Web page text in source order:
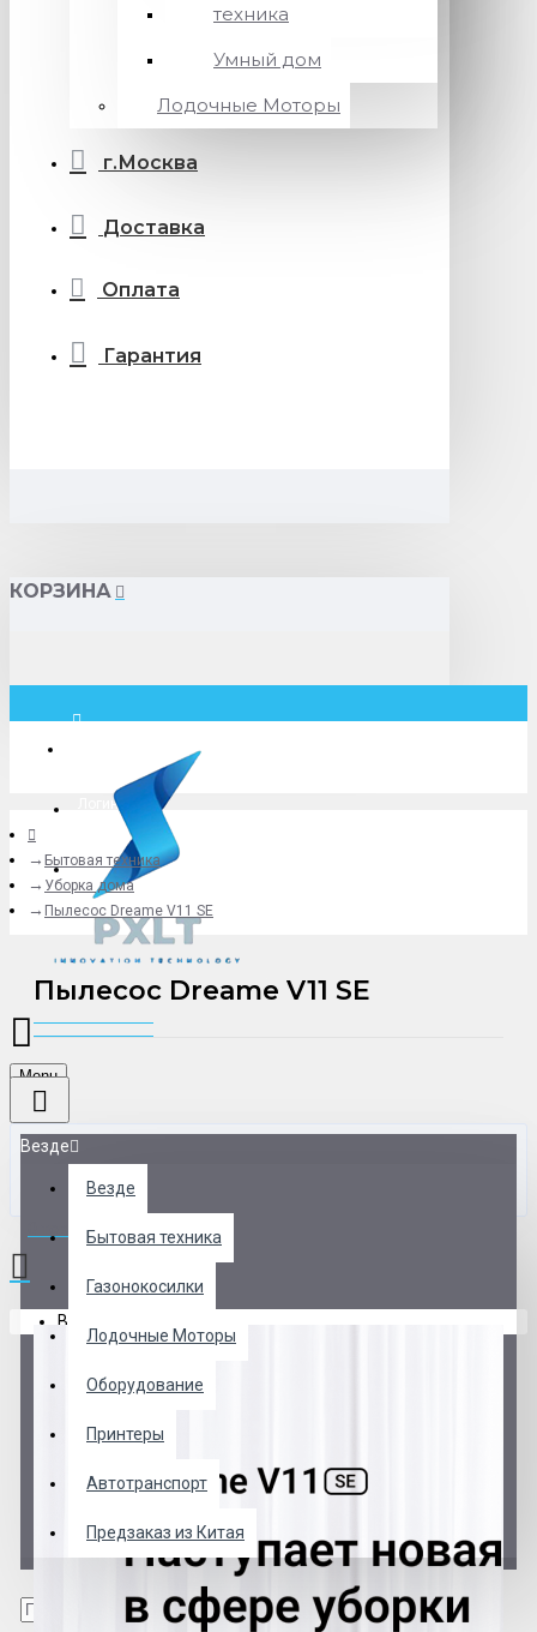
техника
Умный дом
Лодочные Моторы
г.Москва
Доставка
Оплата
Гарантия
КОРЗИНА
Логин
+79775619766
Menu
Везде
Везде
Бытовая техника
Газонокосилки
Лодочные Моторы
Оборудование
Принтеры
Автотранспорт
Предзаказ из Китая
0 товар(ов) - 0 р.
В корзине пусто!
Бытовая техника
Уборка дома
Пылесос Dreame V11 SE
Пылесос Dreame V11 SE